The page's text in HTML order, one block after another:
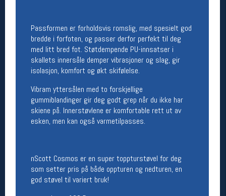
Passformen er forholdsvis romslig, med spesielt god
bredde i forfoten, og passer derfor perfekt til deg
med litt bred fot. Støtdempende PU-innsatser i
skallets innersåle demper vibrasjoner og slag, gir
isolasjon, komfort og økt skifølelse.
Vibram yttersålen med to forskjellige
gummiblandinger gir deg godt grep når du ikke har
skiene på. Innerstøvlene er komfortable rett ut av
esken, men kan også varmetilpasses.
nScott Cosmos er en super toppturstøvel for deg
som setter pris på både oppturen og nedturen, en
god støvel til variert bruk!
Informasjonskapsler
Bærekraft
Org. nr: 976754360
Ledige stillinger
Ledige stillinger
Følg oss på